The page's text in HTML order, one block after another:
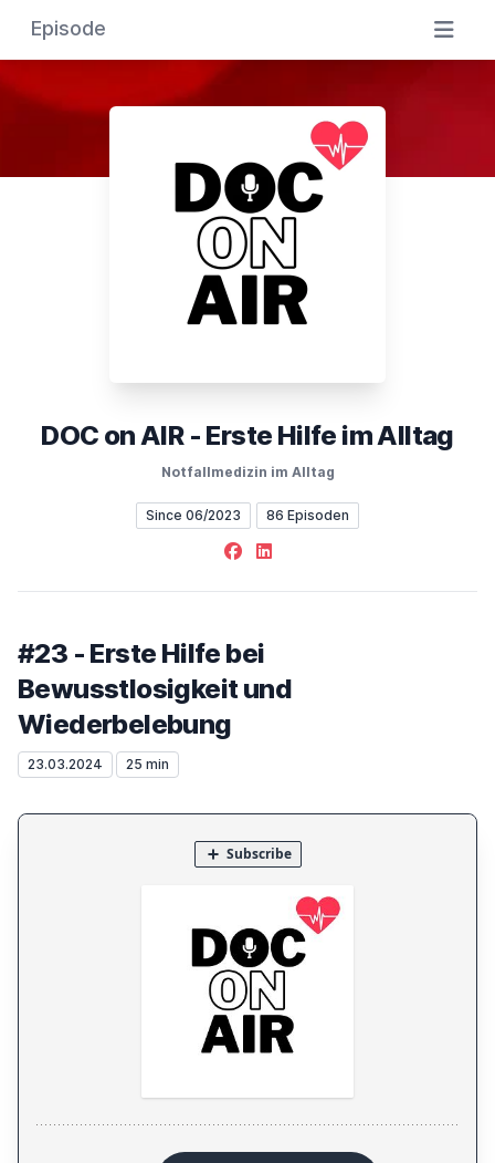
Episode
DOC on AIR - Erste Hilfe im Alltag
Notfallmedizin im Alltag
Since 06/2023 86 Episoden
Facebook
LinkedIn
#23 - Erste Hilfe bei
Bewusstlosigkeit und
Wiederbelebung
23.03.2024 25 min